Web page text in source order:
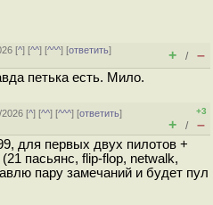
[^] [^^] [^^^] [ответить]
+ / –
петька есть. Мило.
[^] [^^] [^^^] [ответить]
+3
+ / –
для первых двух пилотов +
пасьянс, flip-flop, netwalk,
пару замечаний и будет пул